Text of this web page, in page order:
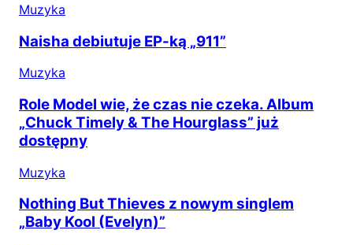
Muzyka
Naisha debiutuje EP-ką „911”
Muzyka
Role Model wie, że czas nie czeka. Album
„Chuck Timely & The Hourglass” już
dostępny
Muzyka
Nothing But Thieves z nowym singlem
„Baby Kool (Evelyn)”